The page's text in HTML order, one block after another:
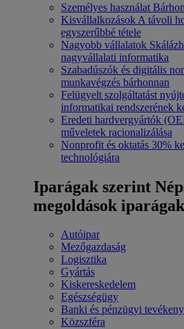
Személyes használat
Kisvállalkozások A távoli
egyszerűbbé tétele
Nagyobb vállalatok
nagyvállalati informatika
Szabadúszók és digitális
munkavégzés bárhonnan
Felügyelt szolgáltatást
informatikai rendszerének
Eredeti hardvergyártók
műveletek racionalizálása
Nonprofit és oktatás 30%
technológiára
Iparágak szerint
megoldások
Autóipar
Mezőgazdaság
Logisztika
Gyártás
Kiskereskedelem
Egészségügy
Banki és pénzügyi
Közszféra